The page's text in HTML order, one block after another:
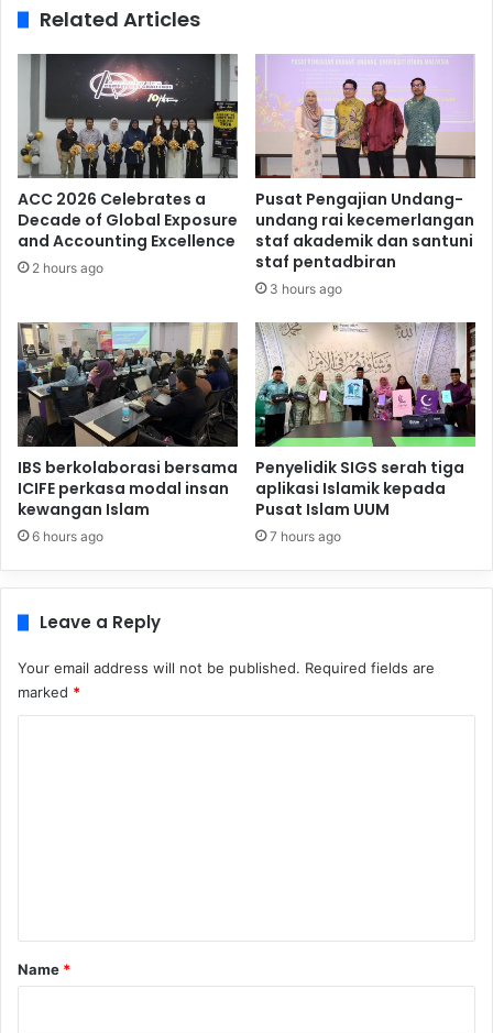
Related Articles
ACC 2026 Celebrates a
Decade of Global Exposure
and Accounting Excellence
2 hours ago
Pusat Pengajian Undang-
undang rai kecemerlangan
staf akademik dan santuni
staf pentadbiran
3 hours ago
IBS berkolaborasi bersama
ICIFE perkasa modal insan
kewangan Islam
6 hours ago
Penyelidik SIGS serah tiga
aplikasi Islamik kepada
Pusat Islam UUM
7 hours ago
Leave a Reply
Your email address will not be published. Required fields are
marked *
*
Name *